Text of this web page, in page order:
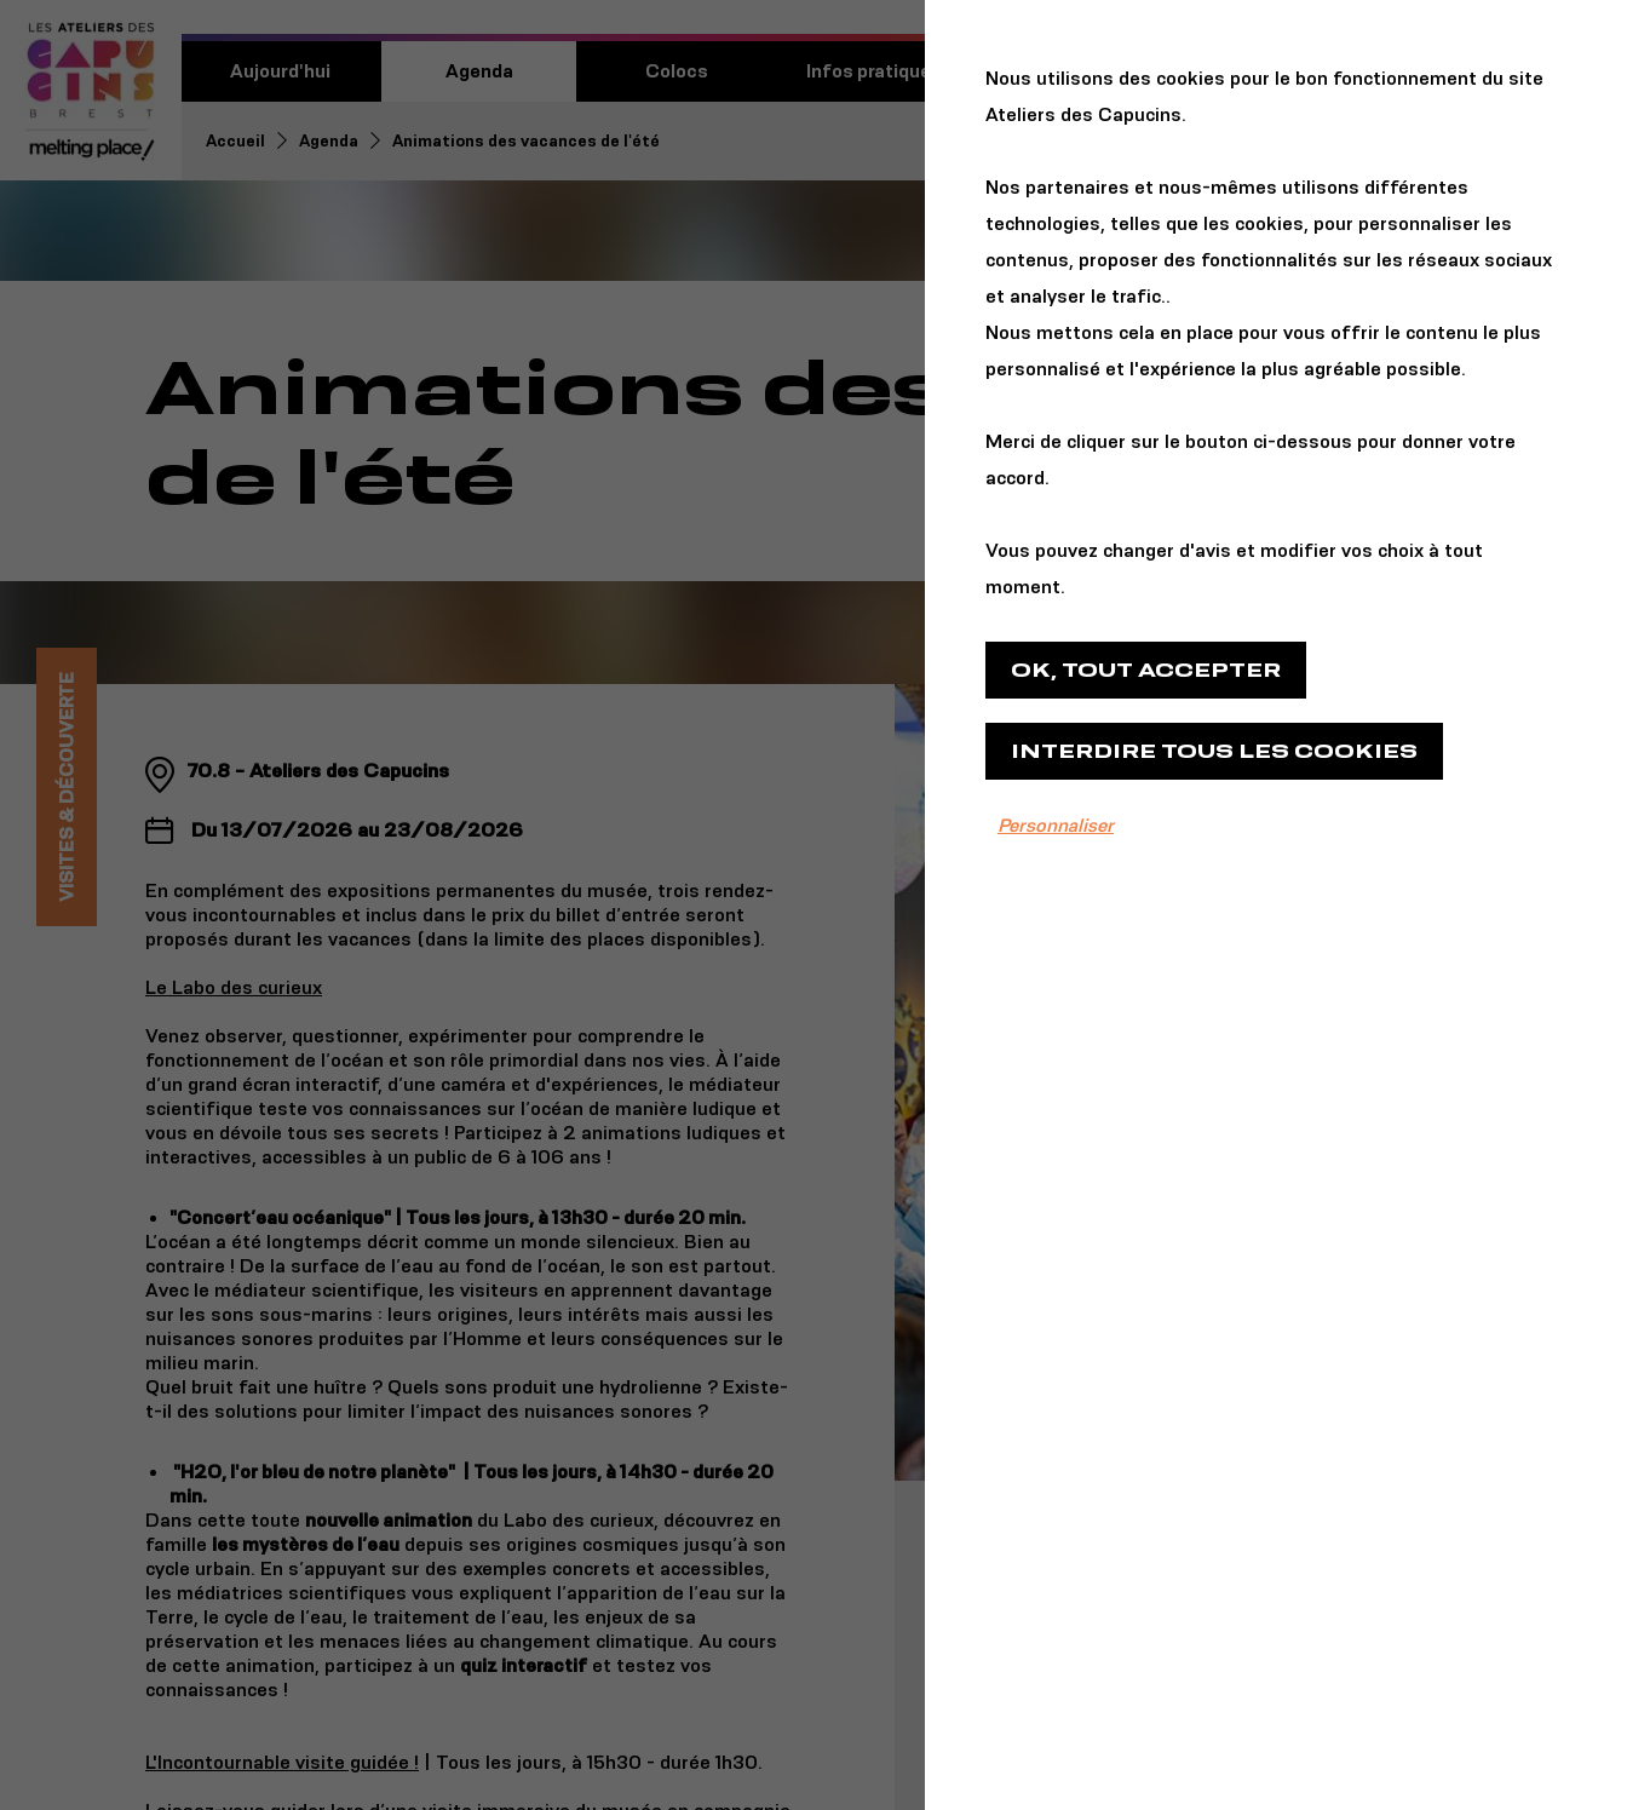
Aujourd'hui Agenda Colocs Infos pratiques
lieux
événement
Accueil Agenda Animations des vacances de l'été
Animations des vacances
de l'été
VISITES & DÉCOUVERTE 70.8 - Ateliers des Capucins
Du 13/07/2026 au 23/08/2026
En complément des expositions permanentes du musée, trois rendez-
vous incontournables et inclus dans le prix du billet d’entrée seront
proposés durant les vacances (dans la limite des places disponibles).
Le Labo des curieux
Venez observer, questionner, expérimenter pour comprendre le
fonctionnement de l’océan et son rôle primordial dans nos vies. À l’aide
d’un grand écran interactif, d’une caméra et d'expériences, le médiateur
scientifique teste vos connaissances sur l’océan de manière ludique et
vous en dévoile tous ses secrets ! Participez à 2 animations ludiques et
interactives, accessibles à un public de 6 à 106 ans !
"Concert’eau océanique" | Tous les jours, à 13h30 - durée 20 min.
L’océan a été longtemps décrit comme un monde silencieux. Bien au
contraire ! De la surface de l’eau au fond de l’océan, le son est partout.
Avec le médiateur scientifique, les visiteurs en apprennent davantage
sur les sons sous-marins : leurs origines, leurs intérêts mais aussi les
nuisances sonores produites par l’Homme et leurs conséquences sur le
milieu marin.
Quel bruit fait une huître ? Quels sons produit une hydrolienne ? Existe-
t-il des solutions pour limiter l’impact des nuisances sonores ?
"H2O, l'or bleu de notre planète"
Tous les jours, à 14h30 - durée 20
min.
Dans cette toute nouvelle animation du Labo des curieux, découvrez en
famille les mystères de l’eau depuis ses origines cosmiques jusqu’à son
cycle urbain. En s’appuyant sur des exemples concrets et accessibles,
les médiatrices scientifiques vous expliquent l’apparition de l’eau sur la
Terre, le cycle de l’eau, le traitement de l’eau, les enjeux de sa
préservation et les menaces liées au changement climatique. Au cours
de cette animation, participez à un quiz interactif et testez vos
connaissances !
L'Incontournable visite guidée ! Tous les jours, à 15h30 - durée 1h30.
Nous utilisons des cookies pour le bon fonctionnement du site
Ateliers des Capucins.
Nos partenaires et nous-mêmes utilisons différentes
technologies, telles que les cookies, pour personnaliser les
contenus, proposer des fonctionnalités sur les réseaux sociaux
et analyser le trafic..
Nous mettons cela en place pour vous offrir le contenu le plus
personnalisé et l'expérience la plus agréable possible.
Merci de cliquer sur le bouton ci-dessous pour donner votre
accord.
Vous pouvez changer d'avis et modifier vos choix à tout
moment.
OK, TOUT ACCEPTER
INTERDIRE TOUS LES COOKIES
Personnaliser